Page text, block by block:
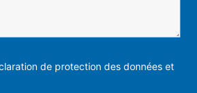
de protection des données et